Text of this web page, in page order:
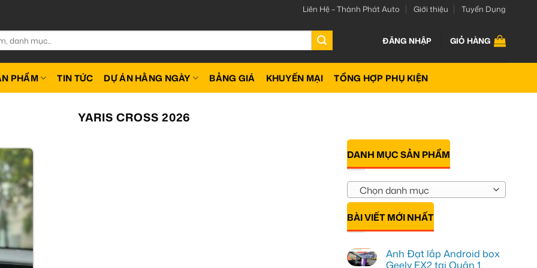
Liên Hệ – Thành Phát Auto Giới thiệu Tuyển Dụng
ĐĂNG NHẬP GIỎ HÀNG
PHẨM TIN TỨC DỰ ÁN HẰNG NGÀY BẢNG GIÁ KHUYẾN MẠI TỔNG HỢP PHỤ KIỆN
YARIS CROSS 2026
DANH MỤC SẢN PHẨM
Chọn danh mục
BÀI VIẾT MỚI NHẤT
Anh Đạt lắp Android box
Geely EX2 tại Quận 1,